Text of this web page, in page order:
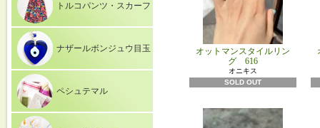
トルコパンツ・スカーフ
ナザールボンジュウ目玉
ペシュテマル
オットマンスタイルリン
グ 616
オニキス
SOLD OUT